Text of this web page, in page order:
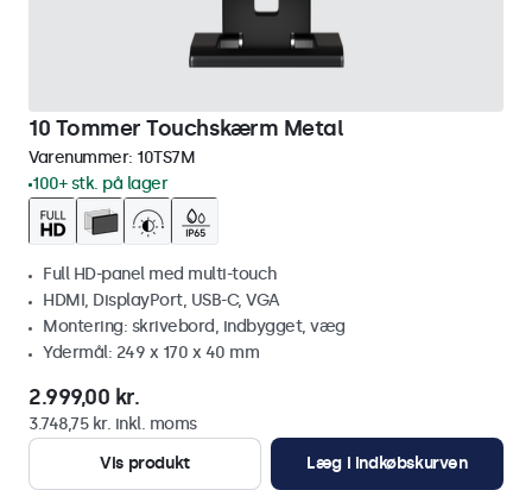
10 Tommer Touchskærm Metal
Varenummer: 10TS7M
100+ stk. på lager
Full HD-panel med multi-touch
HDMI, DisplayPort, USB-C, VGA
Montering: skrivebord, indbygget, væg
Ydermål: 249 x 170 x 40 mm
2.999,00 kr.
3.748,75 kr. inkl. moms
Vis produkt
Læg i indkøbskurven